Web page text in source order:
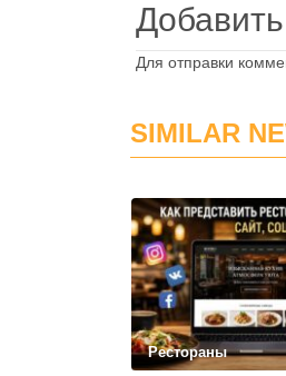
Для отправки
SIMILAR
Рестораны